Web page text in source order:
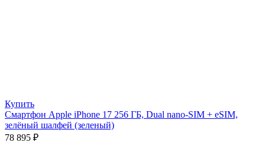
Купить
Смартфон Apple iPhone 17 256 ГБ, Dual nano-SIM + eSIM,
зелёный шалфей (зеленый)
78 895 ₽